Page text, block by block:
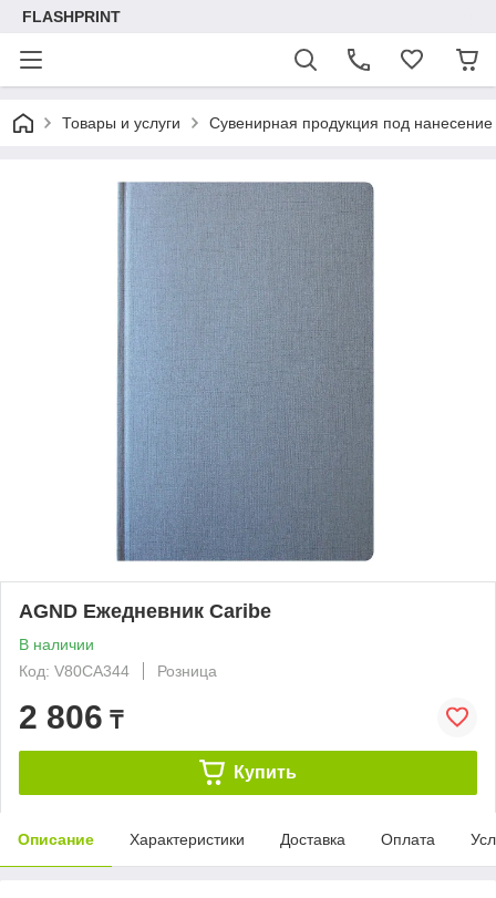
FLASHPRINT
Товары и услуги Сувенирная продукция под нанесение
AGND Ежедневник Caribe
В наличии
Код: V80CA344
Розница
2 806 ₸
Купить
Описание Характеристики Доставка Оплата